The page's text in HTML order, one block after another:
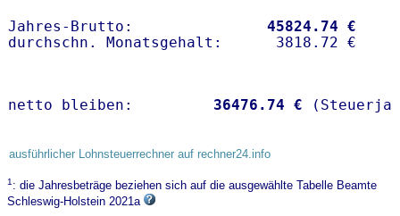
Jahres-Brutto: 45824.74 €
netto bleiben: 36476.74 €
ausführlicher Lohnsteuerrechner auf rechner24.info
1: die Jahresbeträge beziehen sich auf die ausgewählte Tabelle Beamte
Schleswig-Holstein 2021a